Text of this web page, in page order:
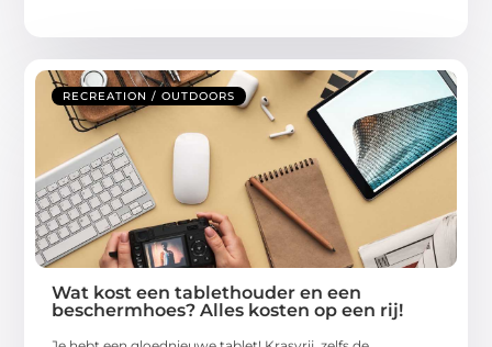
RECREATION / OUTDOORS
Wat kost een tablethouder en een
beschermhoes? Alles kosten op een rij!